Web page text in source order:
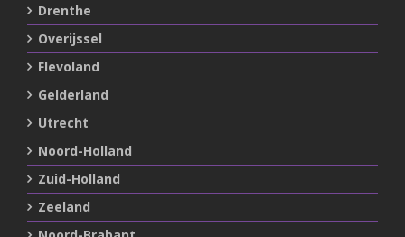
Drenthe
Overijssel
Flevoland
Gelderland
Utrecht
Noord-Holland
Zuid-Holland
Zeeland